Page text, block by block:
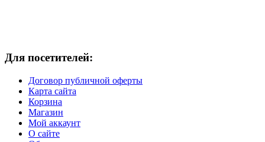
Для посетителей:
Договор публичной оферты
Карта сайта
Корзина
Магазин
Мой аккаунт
О сайте